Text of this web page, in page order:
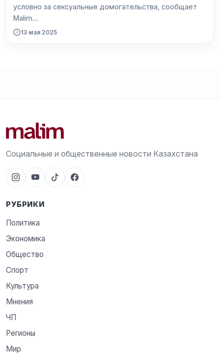
условно за сексуальные домогательства, сообщает
Malim....
13 мая 2025
Социальные и общественные новости Казахстана
РУБРИКИ
Политика
Экономика
Общество
Спорт
Культура
Мнения
ЧП
Регионы
Мир